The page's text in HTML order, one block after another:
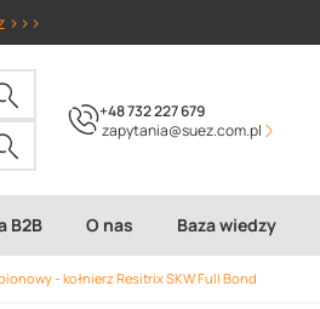
>>>
+48 732 227 679
zapytania@suez.com.pl
B2B O nas Baza wiedzy
- kołnierz Resitrix SKW Full Bond